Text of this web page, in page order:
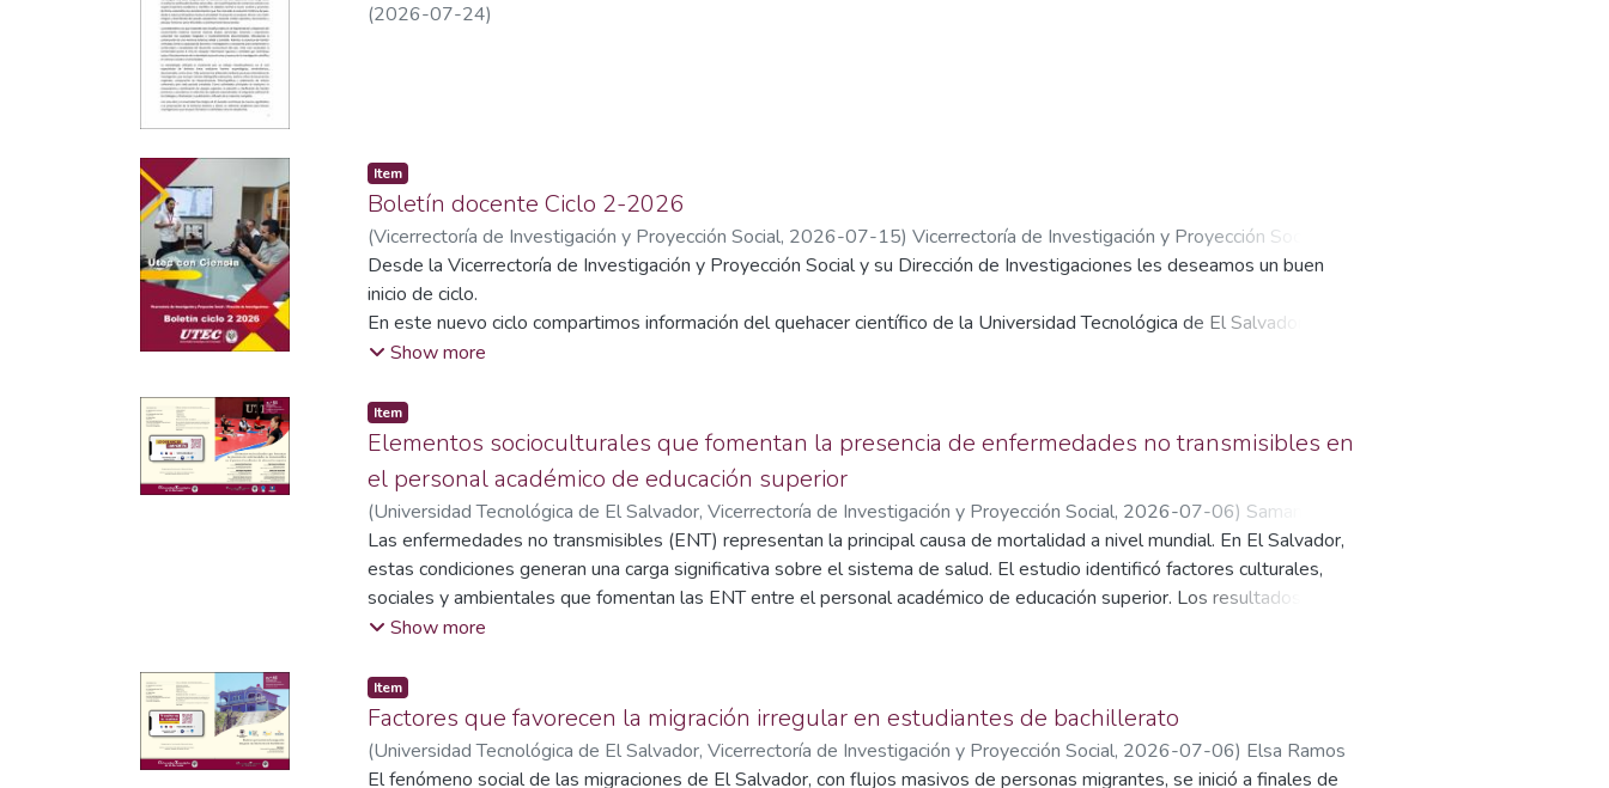
(2026-07-24)
Item
Boletín docente Ciclo 2-2026
(Vicerrectoría de Investigación y Proyección Social, 2026-07-15) Vicerrectoría de Investigación y Proyección Social,
Dirección de Investigaciones
Desde la Vicerrectoría de Investigación y Proyección Social y su Dirección de Investigaciones les deseamos un buen
inicio de ciclo.
En este nuevo ciclo compartimos información del quehacer científico de la Universidad Tecnológica de El Salvador
(UTEC), institución comprometida con la calidad y la generación de conocimiento pertinente para el desarrollo del país,
institucionales que ayudan a comprender y analizar el mundo que nos rodea, pero también busca transformar ese
entorno con la aplicación del conocimiento generado.
Show more
Item
Elementos socioculturales que fomentan la presencia de enfermedades no transmisibles en
el personal académico de educación superior
(Universidad Tecnológica de El Salvador, Vicerrectoría de Investigación y Proyección Social, 2026-07-06) Samantha
Nicole Rivera Donis;Saúl Enrique Campos Morán;Marvin Elena Ramírez de Guevara;Olga Xiomara Sosa Maldonado;
Morena Lizet Larín de Briñis;Cecilia Guadalupe Méndez de Romero
Las enfermedades no transmisibles (ENT) representan la principal causa de mortalidad a nivel mundial. En El Salvador,
estas condiciones generan una carga significativa sobre el sistema de salud. El estudio identificó factores culturales,
sociales y ambientales que fomentan las ENT entre el personal académico de educación superior. Los resultados
revelan que jornadas laborales extensas, el tráfico urbano, una alimentación poco saludable, el sedentarismo y la
Show more
Item
Factores que favorecen la migración irregular en estudiantes de bachillerato
(Universidad Tecnológica de El Salvador, Vicerrectoría de Investigación y Proyección Social, 2026-07-06) Elsa Ramos
El fenómeno social de las migraciones de El Salvador, con flujos masivos de personas migrantes, se inició a finales de